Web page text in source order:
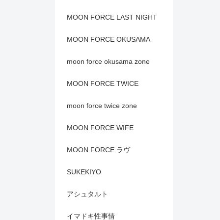
MOON FORCE LAST NIGHT
MOON FORCE OKUSAMA
moon force okusama zone
MOON FORCE TWICE
moon force twice zone
MOON FORCE WIFE
MOON FORCE ラヴ
SUKEKIYO
アシュタルト
イマドキ性事情